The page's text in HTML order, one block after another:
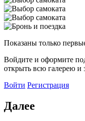
Показаны только
Войдите и оформите
открыть всю галерею и
Войти Регистрация
Далее